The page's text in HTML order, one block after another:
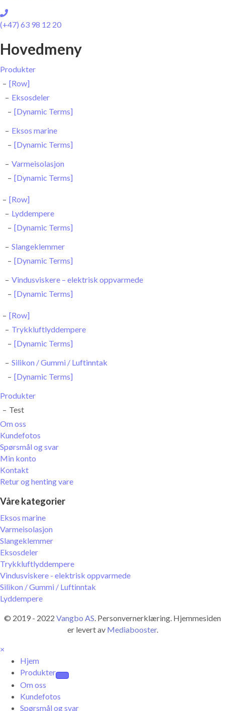
(+47) 63 98 12 20
Hovedmeny
Produkter
[Row]
Eksosdeler
[Dynamic Terms]
Eksos marine
[Dynamic Terms]
Varmeisolasjon
[Dynamic Terms]
[Row]
Lyddempere
[Dynamic Terms]
Slangeklemmer
[Dynamic Terms]
Vindusviskere – elektrisk oppvarmede
[Dynamic Terms]
[Row]
Trykkluftlyddempere
[Dynamic Terms]
Silikon / Gummi / Luftinntak
[Dynamic Terms]
Produkter
Test
Om oss
Kundefotos
Spørsmål og svar
Min konto
Kontakt
Retur og henting vare
Våre kategorier
Eksos marine
Varmeisolasjon
Slangeklemmer
Eksosdeler
Trykkluftlyddempere
Vindusviskere - elektrisk oppvarmede
Silikon / Gummi / Luftinntak
Lyddempere
© 2019 - 2022 Vangbo AS . Personvernerklæring. Hjemmesiden
er levert av Mediabooster.
×
Hjem
Produkter
Om oss
Kundefotos
Spørsmål og svar